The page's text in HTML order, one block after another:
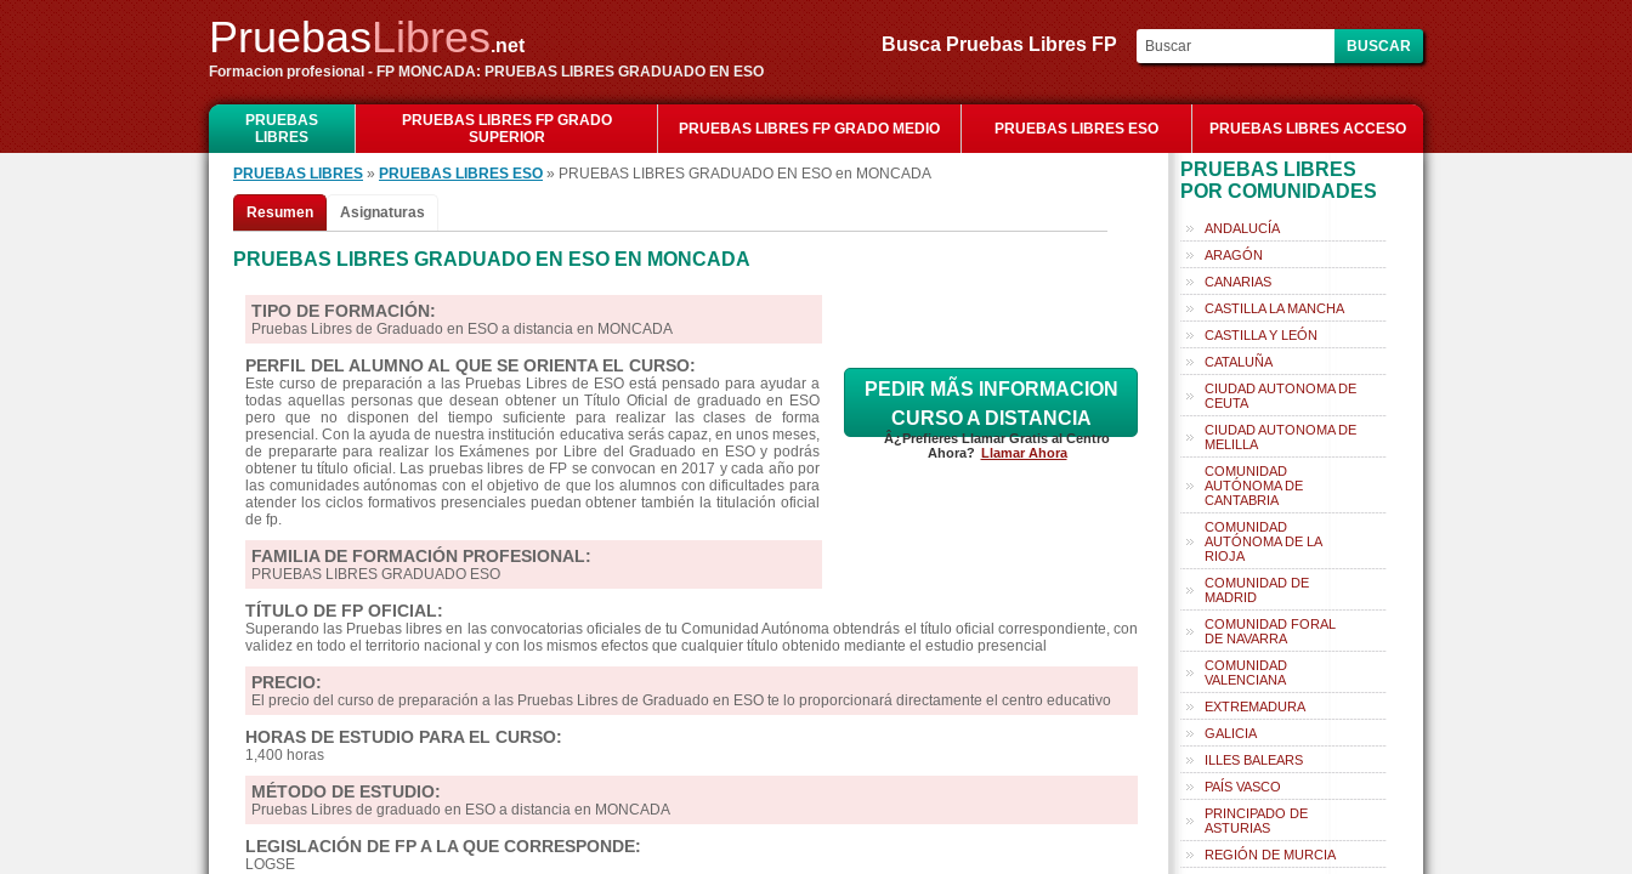
PruebasLibres.net
Formacion profesional - FP MONCADA: PRUEBAS LIBRES GRADUADO EN ESO
Busca Pruebas Libres FP
PRUEBAS
LIBRES
PRUEBAS LIBRES FP GRADO
SUPERIOR
PRUEBAS LIBRES FP GRADO MEDIO PRUEBAS LIBRES ESO PRUEBAS LIBRES ACCESO
PRUEBAS LIBRES » PRUEBAS LIBRES ESO » PRUEBAS LIBRES GRADUADO EN ESO en MONCADA
Resumen Asignaturas
PRUEBAS LIBRES GRADUADO EN ESO EN MONCADA
PEDIR MÃS INFORMACION
CURSO A DISTANCIA
Â¿Prefieres Llamar Gratis al Centro
Ahora? Llamar Ahora
TIPO DE FORMACIÓN:
Pruebas Libres de Graduado en ESO a distancia en MONCADA
PERFIL DEL ALUMNO AL QUE SE ORIENTA EL CURSO:
Este curso de preparación a las Pruebas Libres de ESO está pensado para ayudar a
todas aquellas personas que desean obtener un Título Oficial de graduado en ESO
pero que no disponen del tiempo suficiente para realizar las clases de forma
presencial. Con la ayuda de nuestra institución educativa serás capaz, en unos meses,
de prepararte para realizar los Exámenes por Libre del Graduado en ESO y podrás
obtener tu título oficial. Las pruebas libres de FP se convocan en 2017 y cada año por
las comunidades autónomas con el objetivo de que los alumnos con dificultades para
atender los ciclos formativos presenciales puedan obtener también la titulación oficial
de fp.
FAMILIA DE FORMACIÓN PROFESIONAL:
PRUEBAS LIBRES GRADUADO ESO
TÍTULO DE FP OFICIAL:
Superando las Pruebas libres en las convocatorias oficiales de tu Comunidad Autónoma obtendrás el título oficial correspondiente, con
validez en todo el territorio nacional y con los mismos efectos que cualquier título obtenido mediante el estudio presencial
PRECIO:
El precio del curso de preparación a las Pruebas Libres de Graduado en ESO te lo proporcionará directamente el centro educativo
HORAS DE ESTUDIO PARA EL CURSO:
1,400 horas
MÉTODO DE ESTUDIO:
Pruebas Libres de graduado en ESO a distancia en MONCADA
LEGISLACIÓN DE FP A LA QUE CORRESPONDE:
LOGSE
PRUEBAS LIBRES
POR COMUNIDADES
ANDALUCÍA
ARAGÓN
CANARIAS
CASTILLA LA MANCHA
CASTILLA Y LEÓN
CATALUÑA
CIUDAD AUTONOMA DE
CEUTA
CIUDAD AUTONOMA DE
MELILLA
COMUNIDAD
AUTÓNOMA DE
CANTABRIA
COMUNIDAD
AUTÓNOMA DE LA
RIOJA
COMUNIDAD DE
MADRID
COMUNIDAD FORAL
DE NAVARRA
COMUNIDAD
VALENCIANA
EXTREMADURA
GALICIA
ILLES BALEARS
PAÍS VASCO
PRINCIPADO DE
ASTURIAS
REGIÓN DE MURCIA